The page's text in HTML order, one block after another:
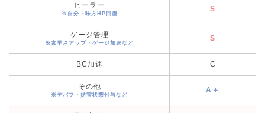
ヒーラー
※自分・味方HP回復
S
ゲージ管理
※素早さアップ・ゲージ加速など
S
BC加速 C
その他
※デバフ・妨害状態付与など
A＋